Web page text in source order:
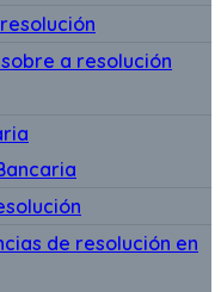
a resolución
de resolución en